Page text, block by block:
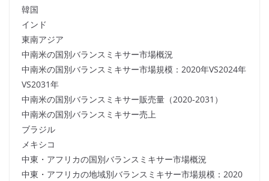
韓国
インド
東南アジア
中南米の国別バランスミキサー市場概況
中南米の国別バランスミキサー市場規模：2020年VS2024年
VS2031年
中南米の国別バランスミキサー販売量（2020-2031）
中南米の国別バランスミキサー売上
ブラジル
メキシコ
中東・アフリカの国別バランスミキサー市場概況
中東・アフリカの地域別バランスミキサー市場規模：2020